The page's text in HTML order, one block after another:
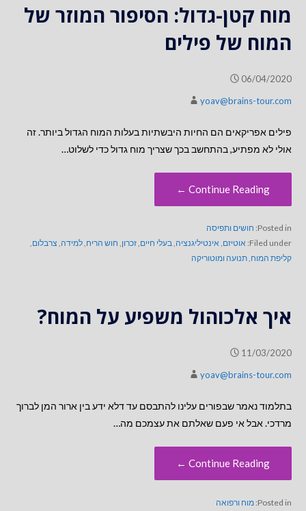
מוח קטן-גדול: הסיפור המוזר של
המוח של פילים
06/04/2020
yoav@brains-tour.com
פילים אפריקאים הם החיות היבשתיות בעלות המוח הגדול ביותר. זה
אולי לא מפתיע, בהתחשב בכך שצריך מוח גדול כדי לשלוט…
Continue Reading ←
Posted in: חושים ותפיסה
Filed under: אוטיזם, אינטיליגנציה,בעלי חיים,זכרון, חוש הריח,למידה, צרבלום,
קליפת המוח,תנועה ומוטוריקה
איך אלכוהול משפיע על המוח?
11/03/2020
yoav@brains-tour.com
בתלמוד נאמר שבפורים עלינו להתבסם עד דלא ידע בין ארור המן לברוך
מרדכי. אבל אי פעם שאלתם את עצמכם מה…
Continue Reading ←
Posted in: מוח ורפואה